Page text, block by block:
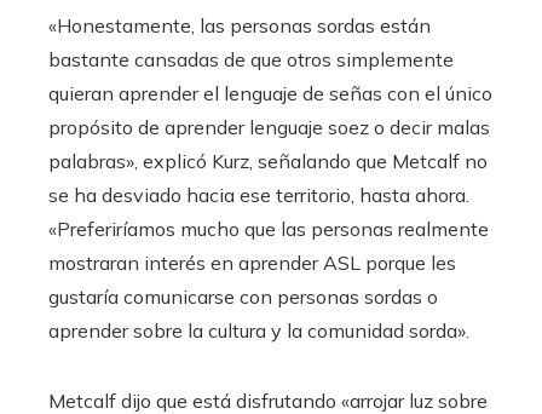
«Honestamente, las personas sordas están
bastante cansadas de que otros simplemente
quieran aprender el lenguaje de señas con el único
propósito de aprender lenguaje soez o decir malas
palabras», explicó Kurz, señalando que Metcalf no
se ha desviado hacia ese territorio, hasta ahora.
«Preferiríamos mucho que las personas realmente
mostraran interés en aprender ASL porque les
gustaría comunicarse con personas sordas o
aprender sobre la cultura y la comunidad sorda».
Metcalf dijo que está disfrutando «arrojar luz sobre